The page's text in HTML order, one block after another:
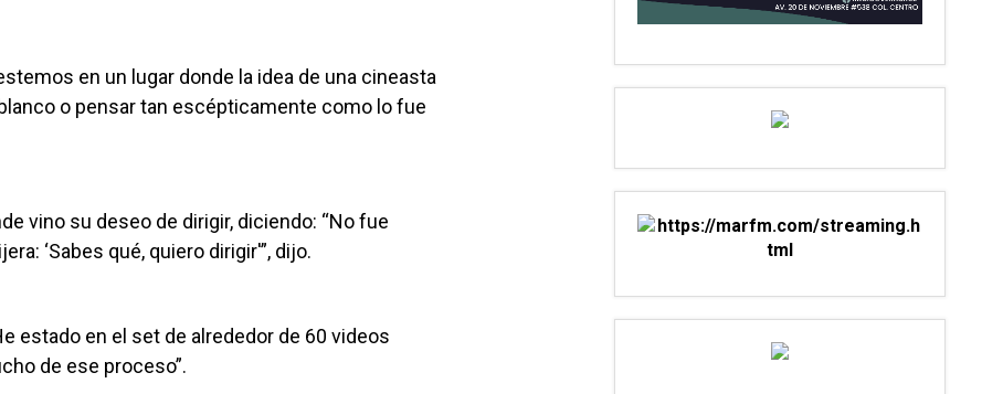
en un lugar donde la idea de una cineasta
o pensar tan escépticamente como lo fue
vino su deseo de dirigir, diciendo: “No fue
‘Sabes qué, quiero dirigir'”, dijo.
estado en el set de alrededor de 60 videos
de ese proceso”.